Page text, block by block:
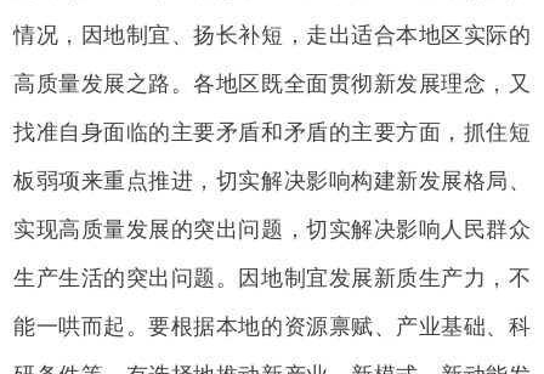
情况，因地制宜、扬长补短，走出适合本地区实际的
高质量发展之路。各地区既全面贯彻新发展理念，又
找准自身面临的主要矛盾和矛盾的主要方面，抓住短
板弱项来重点推进，切实解决影响构建新发展格局、
实现高质量发展的突出问题，切实解决影响人民群众
生产生活的突出问题。因地制宜发展新质生产力，不
能一哄而起。要根据本地的资源禀赋、产业基础、科